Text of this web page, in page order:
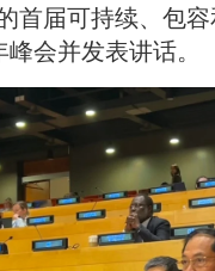
首届可持续、包
会并发表讲话。